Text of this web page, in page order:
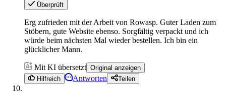
Überprüft
Erg zufrieden mit der Arbeit von Rowasp. Guter Laden zum
Stöbern, gute Website ebenso. Sorgfältig verpackt und ich
würde beim nächsten Mal wieder bestellen. Ich bin ein
glücklicher Mann.
Mit KI übersetzt Original anzeigen
Hilfreich
Antworten Teilen